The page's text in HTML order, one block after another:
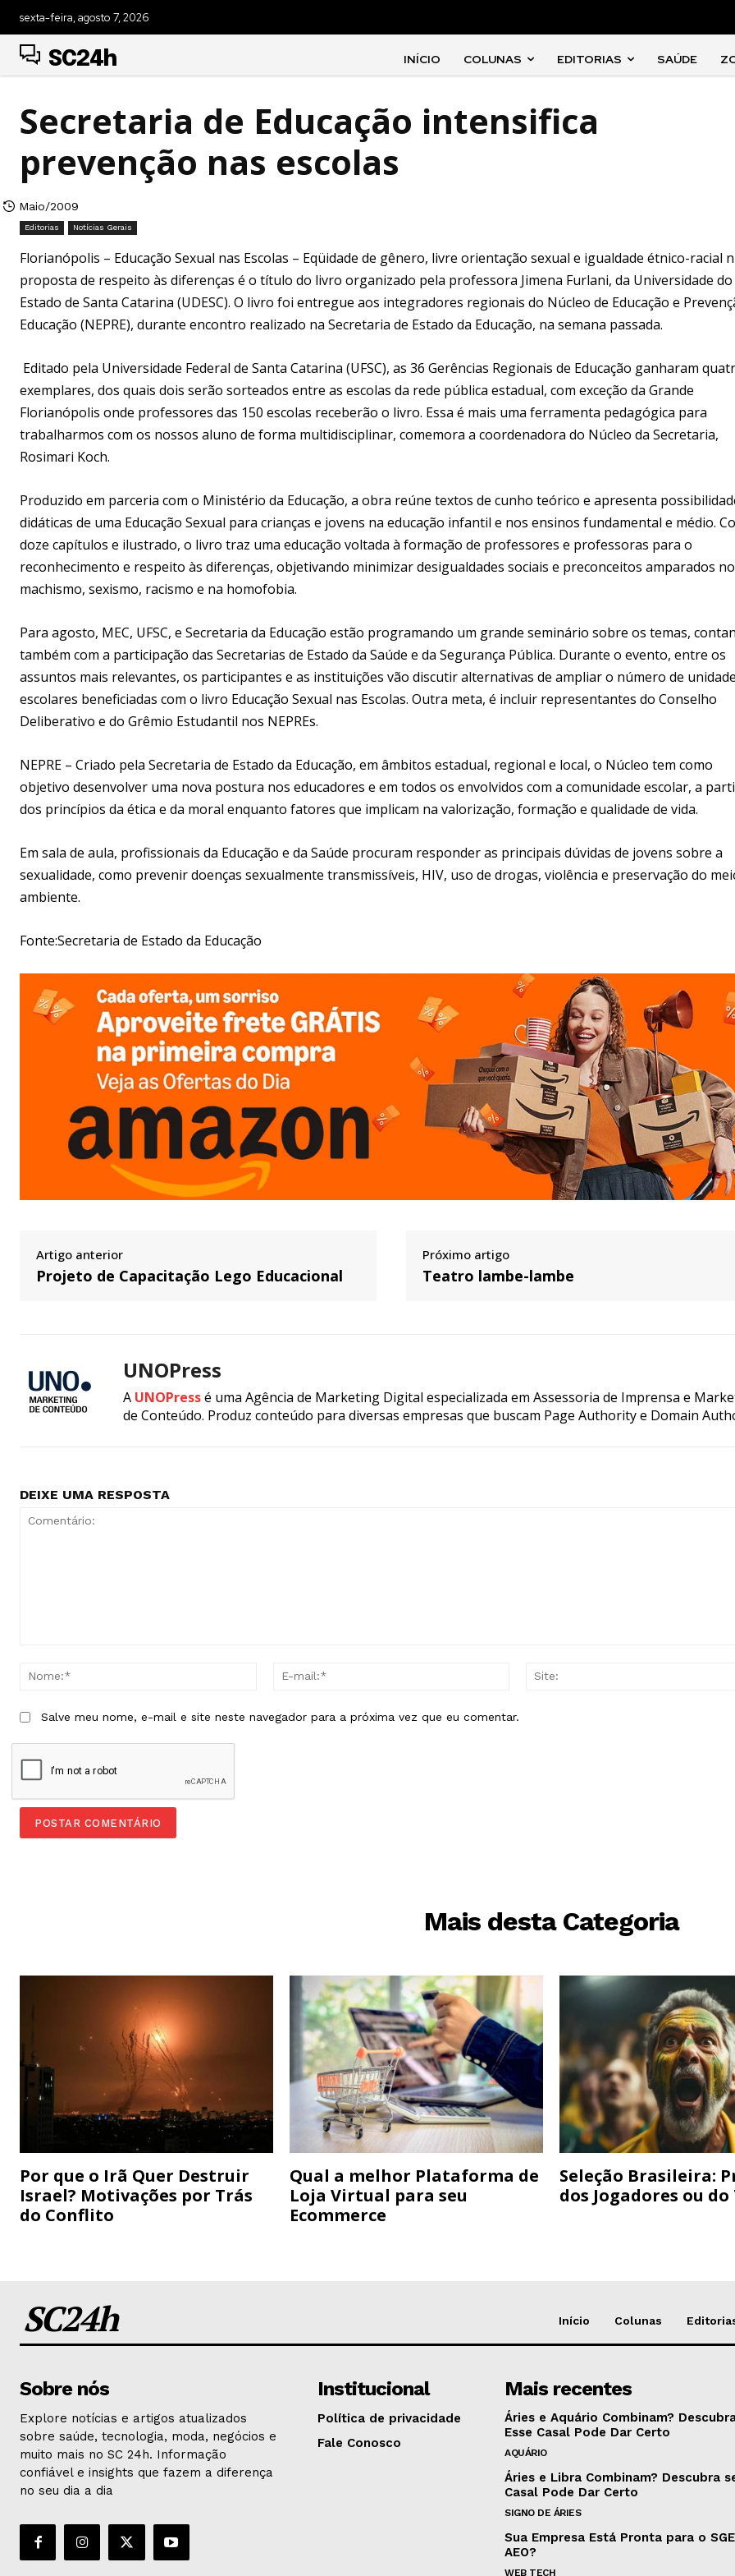
sexta-feira, agosto 7, 2026
SC24h INÍCIO COLUNAS EDITORIAS SAÚDE
Secretaria de Educação intensifica
prevenção nas escolas
Maio/2009
Editorias Notícias Gerais
Florianópolis – Educação Sexual nas Escolas – Eqüidade de gênero, livre orientação sexual e igualdade étnico-racial
proposta de respeito às diferenças é o título do livro organizado pela professora Jimena Furlani, da Universidade do
Estado de Santa Catarina (UDESC). O livro foi entregue aos integradores regionais do Núcleo de Educação e
Educação (NEPRE), durante encontro realizado na Secretaria de Estado da Educação, na semana passada.
Editado pela Universidade Federal de Santa Catarina (UFSC), as 36 Gerências Regionais de Educação ganharam
exemplares, dos quais dois serão sorteados entre as escolas da rede pública estadual, com exceção da Grande
Florianópolis onde professores das 150 escolas receberão o livro. Essa é mais uma ferramenta pedagógica para
trabalharmos com os nossos aluno de forma multidisciplinar, comemora a coordenadora do Núcleo da Secretaria,
Rosimari Koch.
Produzido em parceria com o Ministério da Educação, a obra reúne textos de cunho teórico e apresenta
didáticas de uma Educação Sexual para crianças e jovens na educação infantil e nos ensinos fundamental e médio.
doze capítulos e ilustrado, o livro traz uma educação voltada à formação de professores e professoras para o
reconhecimento e respeito às diferenças, objetivando minimizar desigualdades sociais e preconceitos amparados no
machismo, sexismo, racismo e na homofobia.
Para agosto, MEC, UFSC, e Secretaria da Educação estão programando um grande seminário sobre os temas,
também com a participação das Secretarias de Estado da Saúde e da Segurança Pública. Durante o evento, entre os
assuntos mais relevantes, os participantes e as instituições vão discutir alternativas de ampliar o número de
escolares beneficiadas com o livro Educação Sexual nas Escolas. Outra meta, é incluir representantes do Conselho
Deliberativo e do Grêmio Estudantil nos NEPREs.
NEPRE – Criado pela Secretaria de Estado da Educação, em âmbitos estadual, regional e local, o Núcleo tem como
objetivo desenvolver uma nova postura nos educadores e em todos os envolvidos com a comunidade escolar, a
dos princípios da ética e da moral enquanto fatores que implicam na valorização, formação e qualidade de vida.
Em sala de aula, profissionais da Educação e da Saúde procuram responder as principais dúvidas de jovens sobre a
sexualidade, como prevenir doenças sexualmente transmissíveis, HIV, uso de drogas, violência e preservação do
ambiente.
Fonte:Secretaria de Estado da Educação
Artigo anterior
Projeto de Capacitação Lego Educacional
Próximo artigo
Teatro lambe-lambe
UNOPress
A UNOPressé uma Agência de Marketing Digital especializada em Assessoria de Imprensa e
de Conteúdo. Produz conteúdo para diversas empresas que buscam Page Authority e Domain
DEIXE UMA RESPOSTA
Nome:*
Salve meu nome, e-mail e site neste navegador para a próxima vez que eu comentar.
Mais desta Categoria
Por que o Irã Quer Destruir
Israel? Motivações por Trás
do Conflito
Qual a melhor Plataforma de
Loja Virtual para seu
Ecommerce
Seleção Brasileira:
dos Jogadores ou do
SC24h Início Colunas
Sobre nós
Explore notícias e artigos atualizados
sobre saúde, tecnologia, moda, negócios e
muito mais no SC 24h. Informação
confiável e insights que fazem a diferença
no seu dia a dia
Institucional
Política de privacidade
Fale Conosco
Mais recentes
Áries e Aquário Combinam?
Esse Casal Pode Dar Certo
AQUÁRIO
Áries e Libra Combinam? Descubra
Casal Pode Dar Certo
SIGNO DE ÁRIES
Sua Empresa Está Pronta para o
AEO?
WEB TECH